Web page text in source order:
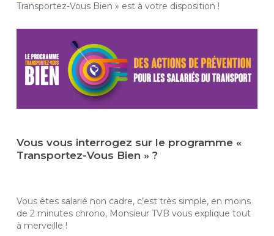
Transportez-Vous Bien » est à votre disposition !
Vous vous interrogez sur le programme «
Transportez-Vous Bien » ?
Vous êtes salarié non cadre, c’est très simple, en moins
de 2 minutes chrono, Monsieur TVB vous explique tout
à merveille !